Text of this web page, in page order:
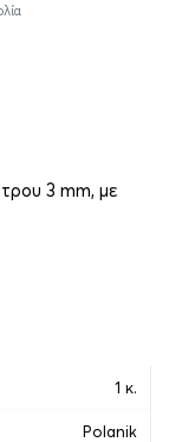
3 mm, με
1 κ.
Polanik